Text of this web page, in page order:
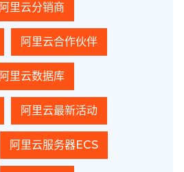
阿里云分销商
阿里云合作伙伴
阿里云数据库
阿里云最新活动
阿里云服务器ECS